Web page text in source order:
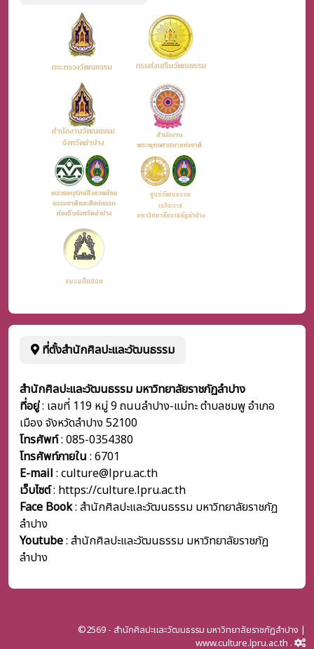
ที่ตั้งสำนักศิลปะและวัฒนธรรม
สำนักศิลปะและวัฒนธรรม มหาวิทยาลัยราชภัฏลำปาง
ที่อยู่: เลขที่ 119 หมู่ 9 ถนนลำปาง-แม่ทะ ตำบลชมพู อำเภอ
เมือง จังหวัดลำปาง 52100
โทรศัพท์: 085-0354380
โทรศัพท์ภายใน : 6701
E-mail : culture@lpru.ac.th
เว็บไซต์: https://culture.lpru.ac.th
Face Book: สำนักศิลปะและวัฒนธรรม มหาวิทยาลัยราชภัฏ
ลำปาง
Youtube: สำนักศิลปะและวัฒนธรรม มหาวิทยาลัยราชภัฏ
ลำปาง
©2569 - สำนักศิลปะและวัฒนธรรม มหาวิทยาลัยราชภัฏลำปาง |
www.culture.lpru.ac.th .